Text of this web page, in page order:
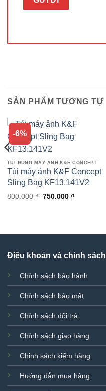
SẢN PHẨM TƯƠNG TỰ
-6%
TÚI ĐỰNG MÁY ẢNH K&F CONCEPT
Túi máy ảnh K&F Concept
Sling Bag KF13.141V2
800.000₫ Giá
750.000 ₫Giá
Điều khoản và chính sách
Chính sách bảo hành
Chính sách bảo mật
Chính sách đổi trả
Chính sách giao hàng
Chinh sách kiểm hàng
Hướng dẫn mua hàng